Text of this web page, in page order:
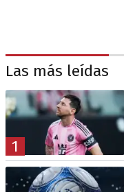
Las más leídas
1